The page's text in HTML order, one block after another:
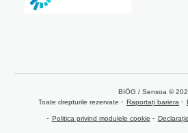
BIÖG / Sensoa ©
Toate drepturile rezervate
Raportați bariera
Politica privind modulele cookie